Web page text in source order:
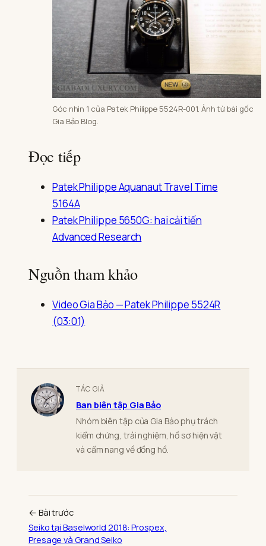
Góc nhìn 1 của Patek Philippe 5524R-001. Ảnh từ bài gốc
Gia Bảo Blog.
Đọc tiếp
Patek Philippe Aquanaut Travel Time
5164A
Patek Philippe 5650G: hai cải tiến
Advanced Research
Nguồn tham khảo
Video Gia Bảo — Patek Philippe 5524R
(03:01)
TÁC GIẢ
Ban biên tập Gia Bảo
Nhóm biên tập của Gia Bảo phụ trách
kiểm chứng, trải nghiệm, hồ sơ hiện vật
và cẩm nang về đồng hồ.
← Bài trước
Seiko tại Baselworld 2018: Prospex,
Presage và Grand Seiko